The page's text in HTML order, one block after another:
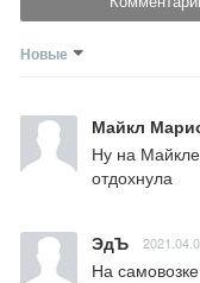
Новые
Майкл
Ну на
отдохнула
ЭдЪ
На